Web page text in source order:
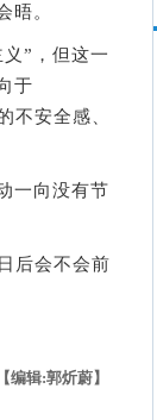
晤。
”，但这一
于
不安全感、
一向没有节
后会不会前
【编辑:郭炘蔚】